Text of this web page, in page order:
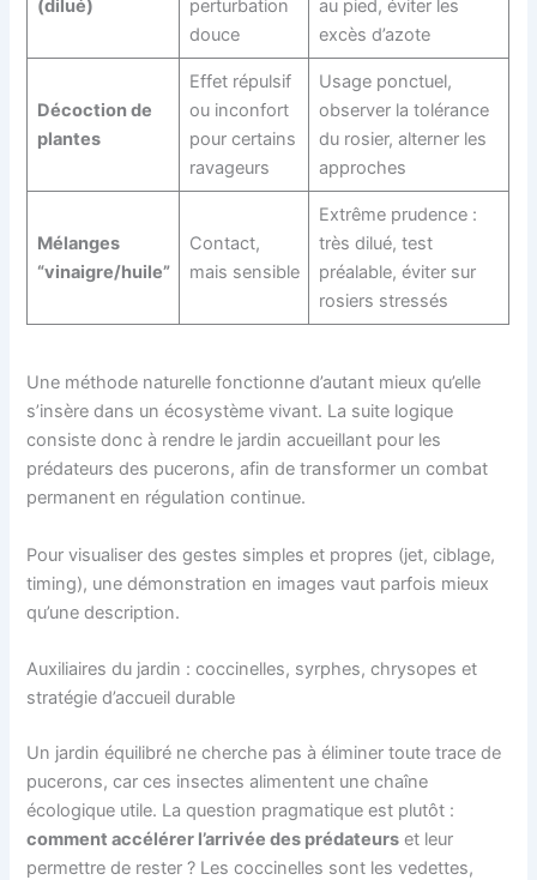
(dilué)
perturbation
douce
au pied, éviter les
excès d’azote
Décoction de
plantes
Effet répulsif
ou inconfort
pour certains
ravageurs
Usage ponctuel,
observer la tolérance
du rosier, alterner les
approches
Mélanges
“vinaigre/huile”
Contact,
mais sensible
Extrême prudence :
très dilué, test
préalable, éviter sur
rosiers stressés
Une méthode naturelle fonctionne d’autant mieux qu’elle
s’insère dans un écosystème vivant. La suite logique
consiste donc à rendre le jardin accueillant pour les
prédateurs des pucerons, afin de transformer un combat
permanent en régulation continue.
Pour visualiser des gestes simples et propres (jet, ciblage,
timing), une démonstration en images vaut parfois mieux
qu’une description.
Auxiliaires du jardin : coccinelles, syrphes, chrysopes et
stratégie d’accueil durable
Un jardin équilibré ne cherche pas à éliminer toute trace de
pucerons, car ces insectes alimentent une chaîne
écologique utile. La question pragmatique est plutôt :
comment accélérer l’arrivée des prédateurs et leur
permettre de rester ? Les coccinelles sont les vedettes,